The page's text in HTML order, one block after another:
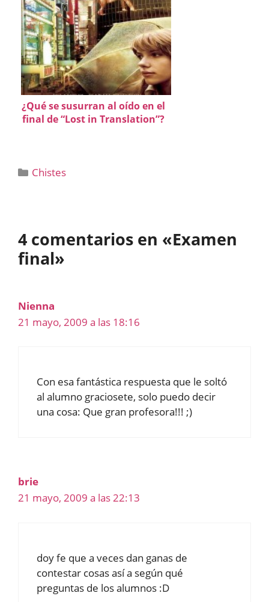
¿Qué se susurran al oído en el
final de “Lost in Translation”?
Categorías
Chistes
4 comentarios en «Examen
final»
Nienna
21 mayo, 2009 a las 18:16
Con esa fantástica respuesta que le soltó
al alumno graciosete, solo puedo decir
una cosa: Que gran profesora!!! ;)
brie
21 mayo, 2009 a las 22:13
doy fe que a veces dan ganas de
contestar cosas así a según qué
preguntas de los alumnos :D